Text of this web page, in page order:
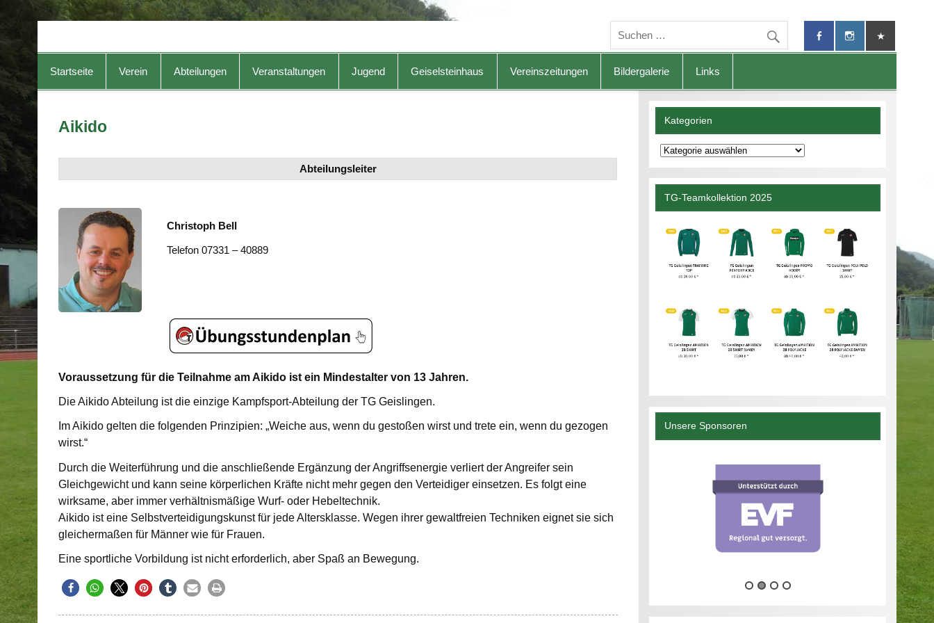
Startseite Verein Abteilungen Veranstaltungen Jugend Geiselsteinhaus Vereinszeitungen Bildergalerie Links
Aikido
Abteilungsleiter
Christoph Bell
Telefon 07331 – 40889
Voraussetzung für die Teilnahme am Aikido ist ein Mindestalter von 13 Jahren.
Die Aikido Abteilung ist die einzige Kampfsport-Abteilung der TG Geislingen.
Im Aikido gelten die folgenden Prinzipien: „Weiche aus, wenn du gestoßen wirst und trete ein, wenn du gezogen
wirst.“
Durch die Weiterführung und die anschließende Ergänzung der Angriffsenergie verliert der Angreifer sein
Gleichgewicht und kann seine körperlichen Kräfte nicht mehr gegen den Verteidiger einsetzen. Es folgt eine
wirksame, aber immer verhältnismäßige Wurf- oder Hebeltechnik.
Aikido ist eine Selbstverteidigungskunst für jede Altersklasse. Wegen ihrer gewaltfreien Techniken eignet sie sich
gleichermaßen für Männer wie für Frauen.
Eine sportliche Vorbildung ist nicht erforderlich, aber Spaß an Bewegung.
Kategorien
Kategorien
TG-Teamkollektion 2025
Unsere Sponsoren